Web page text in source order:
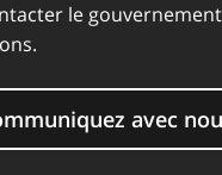
le
avec